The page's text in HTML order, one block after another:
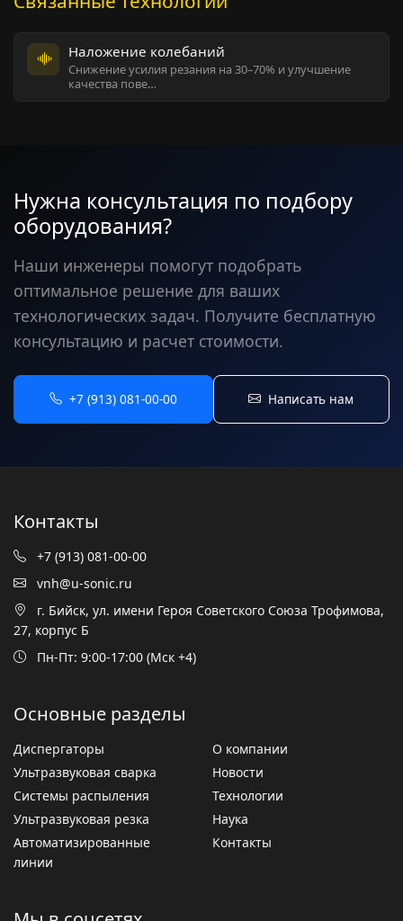
Наложение колебаний
Снижение усилия резания на 30–70% и улучшение
качества пове…
Нужна консультация по подбору
оборудования?
Наши инженеры помогут подобрать
оптимальное решение для ваших
технологических задач. Получите бесплатную
консультацию и расчет стоимости.
+7 (913) 081-00-00 Написать нам
Контакты
+7 (913) 081-00-00
vnh@u-sonic.ru
г. Бийск, ул. имени Героя Советского Союза Трофимова,
27, корпус Б
Пн-Пт: 9:00-17:00 (Мск +4)
Основные разделы
Диспергаторы
Ультразвуковая сварка
Системы распыления
Ультразвуковая резка
Автоматизированные
линии
О компании
Новости
Технологии
Наука
Контакты